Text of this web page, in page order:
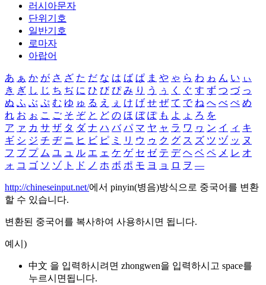
러시아문자
단위기호
일반기호
로마자
아랍어
あ ぁ か が さ ざ た だ な は ば ぱ ま や ゃ ら わ ゎ ん い ぃ
き ぎ し じ ち ぢ に ひ び ぴ み り う ぅ く ぐ す ず つ づ っ
ぬ ふ ぶ ぷ む ゆ ゅ る え ぇ け げ せ ぜ て で ね へ べ ぺ め
れ お ぉ こ ご そ ぞ と ど の ほ ぼ ぽ も よ ょ ろ を
ア ァ カ サ ザ タ ダ ナ ハ バ パ マ ヤ ャ ラ ワ ヮ ン イ ィ キ
ギ シ ジ チ ヂ ニ ヒ ビ ピ ミ リ ウ ゥ ク グ ス ズ ツ ヅ ッ ヌ
フ ブ プ ム ユ ュ ル エ ェ ケ ゲ セ ゼ テ デ ヘ ベ ペ メ レ オ
ォ コ ゴ ソ ゾ ト ド ノ ホ ボ ポ モ ヨ ョ ロ ヲ ―
http://chineseinput.net/에서 pinyin(병음)방식으로 중국어를 변환
할 수 있습니다.
변환된 중국어를 복사하여 사용하시면 됩니다.
예시)
中文 을 입력하시려면 zhongwen을 입력하시고 space를
누르시면됩니다.